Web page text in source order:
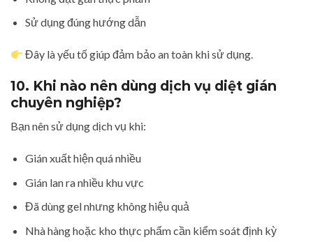
Sử dụng đúng hướng dẫn
Đây là yếu tố giúp đảm bảo an toàn khi sử dụng.
10. Khi nào nên dùng dịch vụ diệt gián
chuyên nghiệp?
Bạn nên sử dụng dịch vụ khi:
Gián xuất hiện quá nhiều
Gián lan ra nhiều khu vực
Đã dùng gel nhưng không hiệu quả
Nhà hàng hoặc kho thực phẩm cần kiểm soát định kỳ